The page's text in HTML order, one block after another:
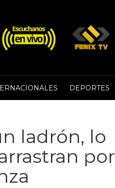
DEPORTES
ladrón, lo
por